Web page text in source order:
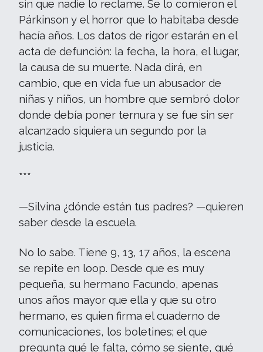
sin que nadie lo reclame. Se lo comieron el
Párkinson y el horror que lo habitaba desde
hacía años. Los datos de rigor estarán en el
acta de defunción: la fecha, la hora, el lugar,
la causa de su muerte. Nada dirá, en
cambio, que en vida fue un abusador de
niñas y niños, un hombre que sembró dolor
donde debía poner ternura y se fue sin ser
alcanzado siquiera un segundo por la
justicia.
***
—Silvina ¿dónde están tus padres? —quieren
saber desde la escuela.
No lo sabe. Tiene 9, 13, 17 años, la escena
se repite en loop. Desde que es muy
pequeña, su hermano Facundo, apenas
unos años mayor que ella y que su otro
hermano, es quien firma el cuaderno de
comunicaciones, los boletines; el que
pregunta qué le falta, cómo se siente, qué